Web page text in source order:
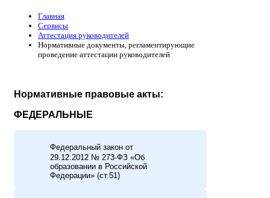
Главная
Сервисы
Аттестация руководителей
Нормативные документы, регламентирующие
проведение аттестации руководителей
Нормативные правовые акты:
ФЕДЕРАЛЬНЫЕ
Федеральный закон от
29.12.2012 № 273-ФЗ «Об
образовании в Российской
Федерации» (ст.51)